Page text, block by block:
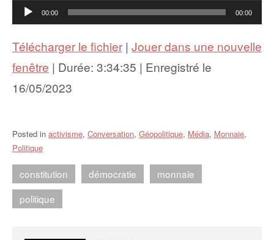
Lecteur
audio
00:00 00:00
Télécharger le fichier| Jouer dans une nouvelle
fenêtre | Durée: 3:34:35 | Enregistré le
16/05/2023
Posted in activisme, Conversation, Géopolitique, Média, Monnaie,
Politique
constitution démocratie
monnaie
politique